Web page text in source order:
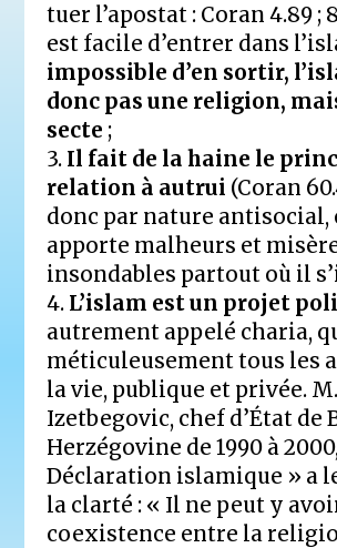
tuer l’apostat : Coran 4.89 ;
est facile d’entrer dans
impossible d’en sortir,
donc pas une religion,
secte ;
3. Il fait de la haine le
relation à autrui (Coran
donc par nature antisocial,
apporte malheurs et
insondables partout où il
4. L’islam est un projet
autrement appelé charia,
méticuleusement tous les
la vie, publique et privée.
Izetbegovic, chef d’État de
Herzégovine de 1990 à
Déclaration islamique » a
la clarté : « Il ne peut y
coexistence entre la